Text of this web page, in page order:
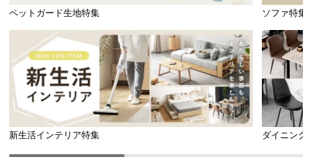
バルコニーに合わせて自由にカット
ハサミで簡単にカットできるので、設置したい場所
に合わせてぴったりのサイズに調節できます。
ペットガード生地特集 ソファ特集
新生活インテリア特集 ダイニング